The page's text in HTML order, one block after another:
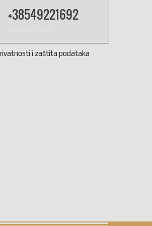
+38549221692
i zaštita podataka